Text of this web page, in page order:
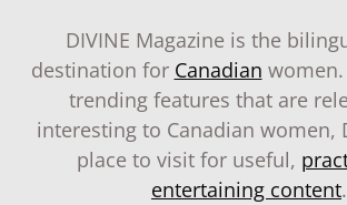
DIVINE Magazine is the
destination for Canadian
trending features that are
interesting to Canadian women,
place to visit for useful,
entertaining content.